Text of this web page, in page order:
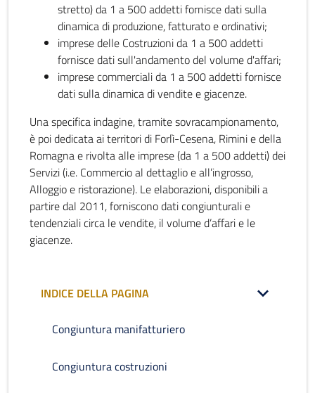
stretto) da 1 a 500 addetti fornisce dati sulla
dinamica di produzione, fatturato e ordinativi;
imprese delle Costruzioni da 1 a 500 addetti
fornisce dati sull'andamento del volume d'affari;
imprese commerciali da 1 a 500 addetti fornisce
dati sulla dinamica di vendite e giacenze.
Una specifica indagine, tramite sovracampionamento,
è poi dedicata ai territori di Forlì-Cesena, Rimini e della
Romagna e rivolta alle imprese (da 1 a 500 addetti) dei
Servizi (i.e. Commercio al dettaglio e all’ingrosso,
Alloggio e ristorazione). Le elaborazioni, disponibili a
partire dal 2011, forniscono dati congiunturali e
tendenziali circa le vendite, il volume d’affari e le
giacenze.
INDICE DELLA PAGINA
Congiuntura manifatturiero
Congiuntura costruzioni